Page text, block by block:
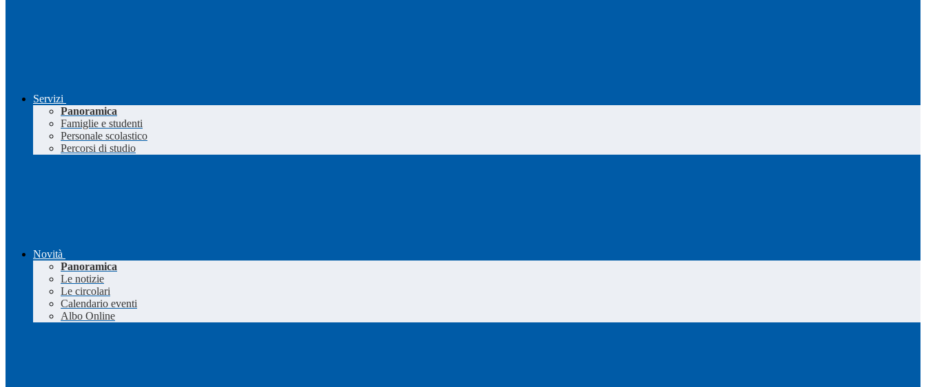
Servizi
Panoramica
Famiglie e studenti
Personale scolastico
Percorsi di studio
Novità
Panoramica
Le notizie
Le circolari
Calendario eventi
Albo Online